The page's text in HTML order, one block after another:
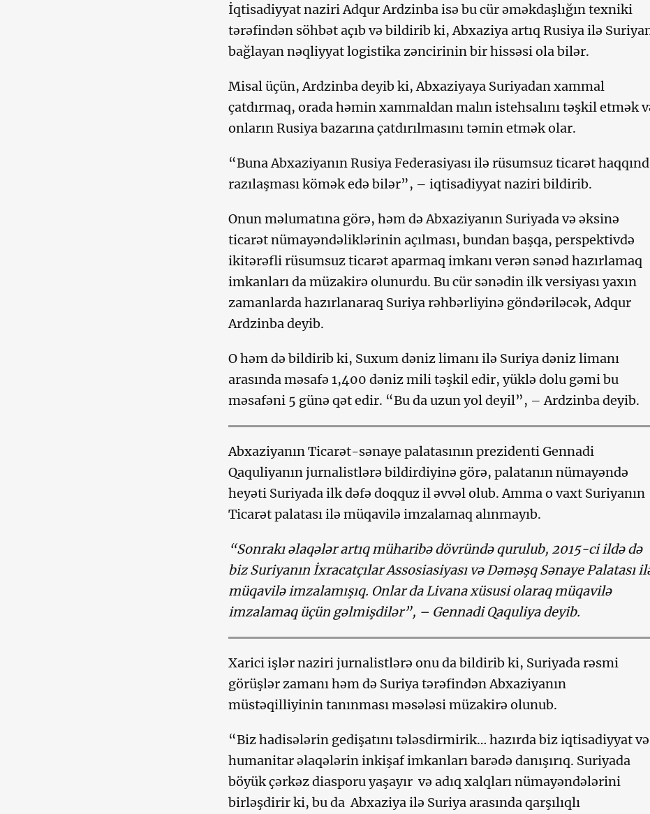
İqtisadiyyat naziri Adqur Ardzinba isə bu cür əməkdaşlığın texniki
tərəfindən söhbət açıb və bildirib ki, Abxaziya artıq Rusiya ilə
bağlayan nəqliyyat logistika zəncirinin bir hissəsi ola bilər.
Misal üçün, Ardzinba deyib ki, Abxaziyaya Suriyadan xammal
çatdırmaq, orada həmin xammaldan malın istehsalını təşkil etmək
onların Rusiya bazarına çatdırılmasını təmin etmək olar.
“Buna Abxaziyanın Rusiya Federasiyası ilə rüsumsuz ticarət
razılaşması kömək edə bilər”, – iqtisadiyyat naziri bildirib.
Onun məlumatına görə, həm də Abxaziyanın Suriyada və əksinə
ticarət nümayəndəliklərinin açılması, bundan başqa, perspektivdə
ikitərəfli rüsumsuz ticarət aparmaq imkanı verən sənəd hazırlamaq
imkanları da müzakirə olunurdu. Bu cür sənədin ilk versiyası yaxın
zamanlarda hazırlanaraq Suriya rəhbərliyinə göndəriləcək, Adqur
Ardzinba deyib.
O həm də bildirib ki, Suxum dəniz limanı ilə Suriya dəniz limanı
arasında məsafə 1,400 dəniz mili təşkil edir, yüklə dolu gəmi bu
məsafəni 5 günə qət edir. “Bu da uzun yol deyil”, – Ardzinba deyib.
Abxaziyanın Ticarət-sənaye palatasının prezidenti Gennadi
Qaquliyanın jurnalistlərə bildirdiyinə görə, palatanın nümayəndə
heyəti Suriyada ilk dəfə doqquz il əvvəl olub. Amma o vaxt Suriyanın
Ticarət palatası ilə müqavilə imzalamaq alınmayıb.
“Sonrakı əlaqələr artıq müharibə dövründə qurulub, 2015-ci ildə də
biz Suriyanın İxracatçılar Assosiasiyası və Dəməşq Sənaye Palatası
müqavilə imzalamışıq. Onlar da Livana xüsusi olaraq müqavilə
imzalamaq üçün gəlmişdilər”, – Gennadi Qaquliya deyib.
Xarici işlər naziri jurnalistlərə onu da bildirib ki, Suriyada rəsmi
görüşlər zamanı həm də Suriya tərəfindən Abxaziyanın
müstəqilliyinin tanınması məsələsi müzakirə olunub.
“Biz hadisələrin gedişatını tələsdirmirik… hazırda biz iqtisadiyyat və
humanitar əlaqələrin inkişaf imkanları barədə danışırıq. Suriyada
böyük çərkəz diasporu yaşayır və adıq xalqları nümayəndələrini
birləşdirir ki, bu da Abxaziya ilə Suriya arasında qarşılıqlı